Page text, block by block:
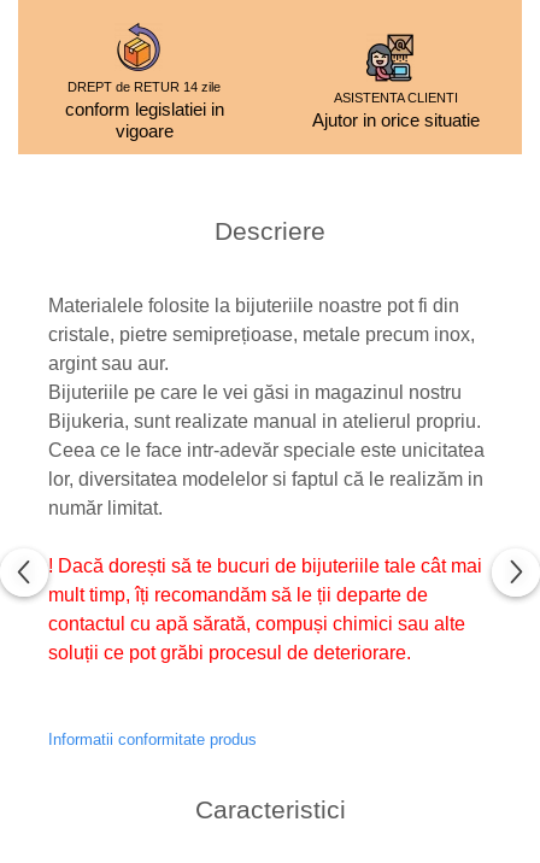
DREPT de RETUR 14 zile
conform legislatiei in
vigoare
ASISTENTA CLIENTI
Ajutor in orice situatie
Descriere
Materialele folosite la bijuteriile noastre pot fi din
cristale, pietre semiprețioase, metale precum inox,
argint sau aur.
Bijuteriile pe care le vei găsi in magazinul nostru
Bijukeria, sunt realizate manual in atelierul propriu.
Ceea ce le face intr-adevăr speciale este unicitatea
lor, diversitatea modelelor si faptul că le realizăm in
număr limitat.
! Dacă dorești să te bucuri de bijuteriile tale cât mai
mult timp, îți recomandăm să le ții departe de
contactul cu apă sărată, compuși chimici sau alte
soluții ce pot grăbi procesul de deteriorare.
Informatii conformitate produs
Caracteristici